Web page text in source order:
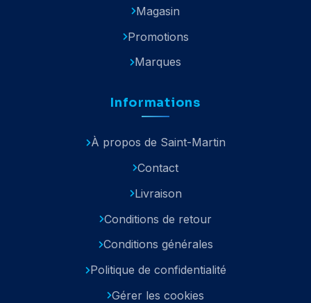
Magasin
Promotions
Marques
Informations
À propos de Saint-Martin
Contact
Livraison
Conditions de retour
Conditions générales
Politique de confidentialité
Gérer les cookies